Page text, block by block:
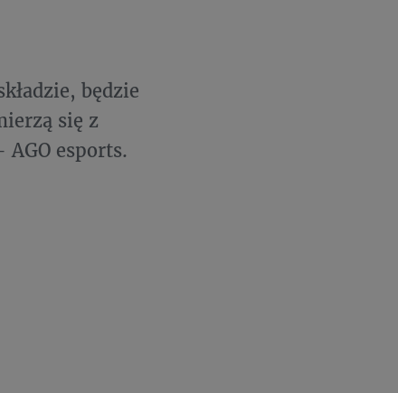
będzie
się z
esports.